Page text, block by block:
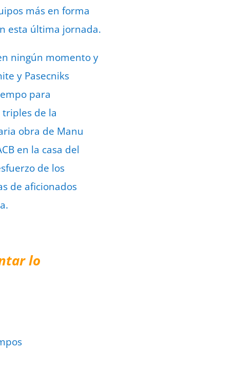
más en forma
esta última jornada.
ningún momento y
y Pasecniks
para
de la
obra de Manu
en la casa del
de los
de aficionados
lo